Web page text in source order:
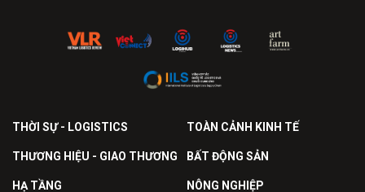
THỜI SỰ - LOGISTICS TOÀN CẢNH KINH TẾ
THƯƠNG HIỆU - GIAO THƯƠNG BẤT ĐỘNG SẢN
HẠ TẦNG NÔNG NGHIỆP